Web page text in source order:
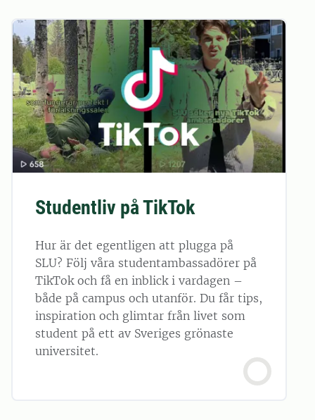
Studentliv på TikTok
Hur är det egentligen att plugga på
SLU? Följ våra studentambassadörer på
TikTok och få en inblick i vardagen –
både på campus och utanför. Du får tips,
inspiration och glimtar från livet som
student på ett av Sveriges grönaste
universitet.